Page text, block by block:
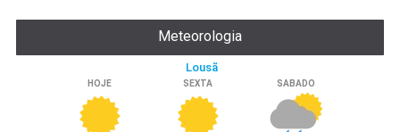
Meteorologia